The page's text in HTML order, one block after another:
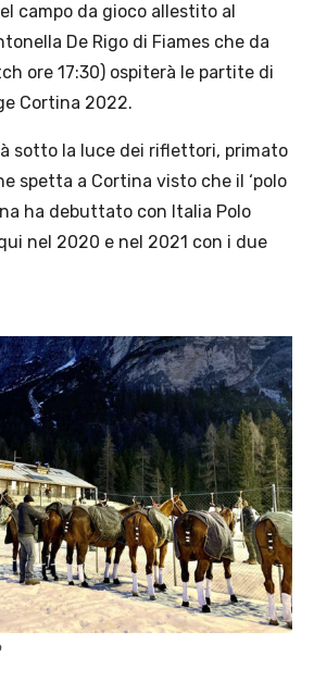
campo da gioco allestito al
De Rigo di Fiames che da
ore 17:30) ospiterà le partite di
Cortina 2022.
sotto la luce dei riflettori, primato
spetta a Cortina visto che il ‘polo
ha debuttato con Italia Polo
nel 2020 e nel 2021 con i due